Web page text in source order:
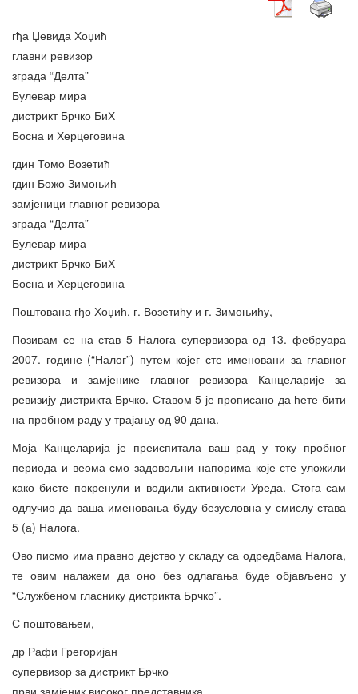
гђа Џевида Хоџић
главни ревизор
зграда “Делта”
Булевар мира
дистрикт Брчко БиХ
Босна и Херцеговина
гдин Томо Возетић
гдин Божо Зимоњић
замјеници главног ревизора
зграда “Делта”
Булевар мира
дистрикт Брчко БиХ
Босна и Херцеговина
Поштована гђо Хоџић, г. Возетићу и г. Зимоњићу,
Позивам се на став 5 Налога супервизора од 13. фебруара
2007. године (“Налог”) путем којег сте именовани за главног
ревизора и замјенике главног ревизора Канцеларије за
ревизију дистрикта Брчко. Ставом 5 је прописано да ћете бити
на пробном раду у трајању од 90 дана.
Моја Канцеларија је преиспитала ваш рад у току пробног
периода и веома смо задовољни напорима које сте уложили
како бисте покренули и водили активности Уреда. Стога сам
одлучио да ваша именовања буду безусловна у смислу става
5 (а) Налога.
Ово писмо има правно дејство у складу са одредбама Налога,
те овим налажем да оно без одлагања буде објављено у
“Службеном гласнику дистрикта Брчко”.
С поштовањем,
др Рафи Грегоријан
супервизор за дистрикт Брчко
први замјеник високог представника